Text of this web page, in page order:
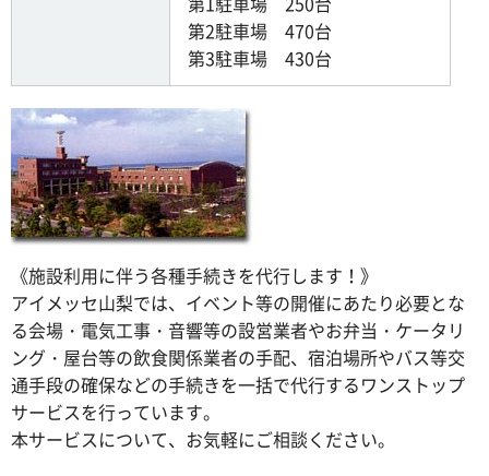
第2駐車場 470台
第3駐車場 430台
《施設利用に伴う各種手続きを代行します！》
アイメッセ山梨では、イベント等の開催にあたり必要とな
る会場・電気工事・音響等の設営業者やお弁当・ケータリ
ング・屋台等の飲食関係業者の手配、宿泊場所やバス等交
通手段の確保などの手続きを一括で代行するワンストップ
サービスを行っています。
本サービスについて、お気軽にご相談ください。